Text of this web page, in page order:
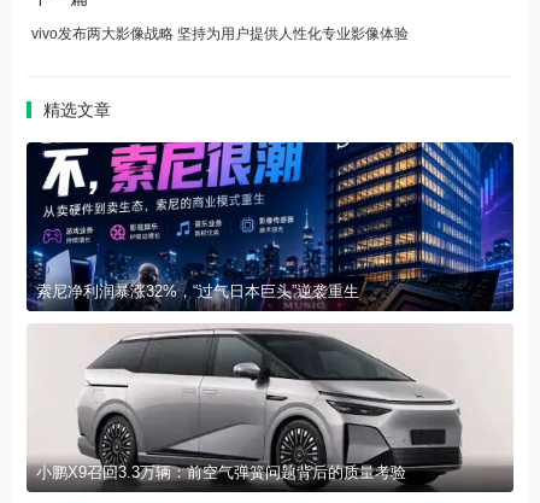
vivo发布两大影像战略 坚持为用户提供人性化专业影像体验
精选文章
索尼净利润暴涨32%，“过气日本巨头”逆袭重生
小鹏X9召回3.3万辆：前空气弹簧问题背后的质量考验